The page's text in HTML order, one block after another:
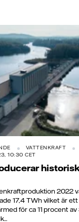
VATTENKRAFT
10:30 CET
2022
17,4 TWh vilket är
för ca 11 procent